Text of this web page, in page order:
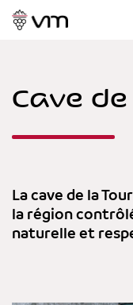
Cave
La cave de la
la région
naturelle et